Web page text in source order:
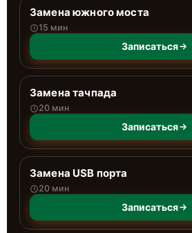
Замена южного моста
15 мин
Записаться
Замена тачпада
20 мин
Записаться
Замена USB порта
20 мин
Записаться